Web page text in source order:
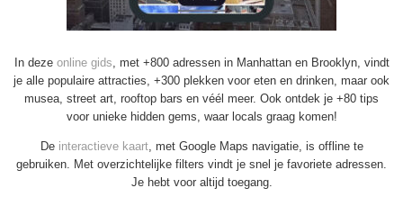
In deze online gids, met +800 adressen in Manhattan en Brooklyn, vindt
je alle populaire attracties, +300 plekken voor eten en drinken, maar ook
musea, street art, rooftop bars en véél meer. Ook ontdek je +80 tips
voor unieke hidden gems, waar locals graag komen!
De interactieve kaart, met Google Maps navigatie, is offline te
gebruiken. Met overzichtelijke filters vindt je snel je favoriete adressen.
Je hebt voor altijd toegang.